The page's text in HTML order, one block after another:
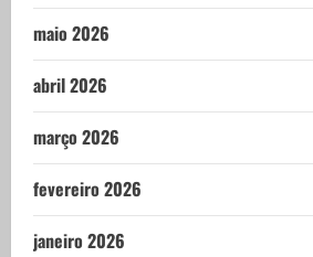
maio 2026
abril 2026
março 2026
fevereiro 2026
janeiro 2026